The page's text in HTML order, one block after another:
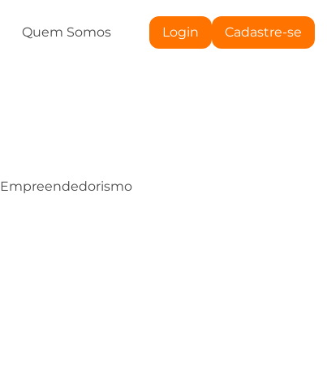
Quem Somos Login Cadastre-se
Empreendedorismo